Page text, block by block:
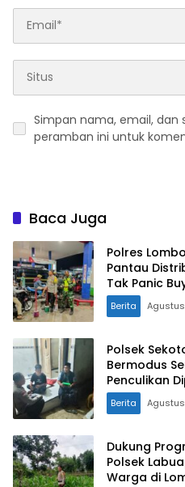
Simpan nama, email, dan
peramban ini untuk
Baca Juga
Polres
Pantau
Tak Panic
Berita
Polsek
Bermodus
Penculikan
Berita
Dukung
Polsek
Warga di